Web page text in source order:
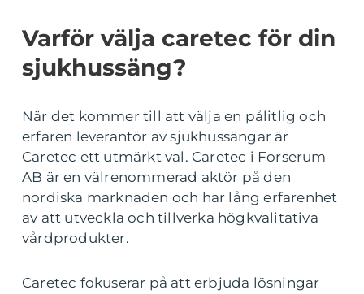
Varför välja caretec för din
sjukhussäng?
När det kommer till att välja en pålitlig och
erfaren leverantör av sjukhussängar är
Caretec ett utmärkt val. Caretec i Forserum
AB är en välrenommerad aktör på den
nordiska marknaden och har lång erfarenhet
av att utveckla och tillverka högkvalitativa
vårdprodukter.
Caretec fokuserar på att erbjuda lösningar